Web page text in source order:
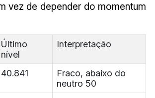
vez de depender do momentum
Último
nível
Interpretação
40.841
Fraco, abaixo do
neutro 50